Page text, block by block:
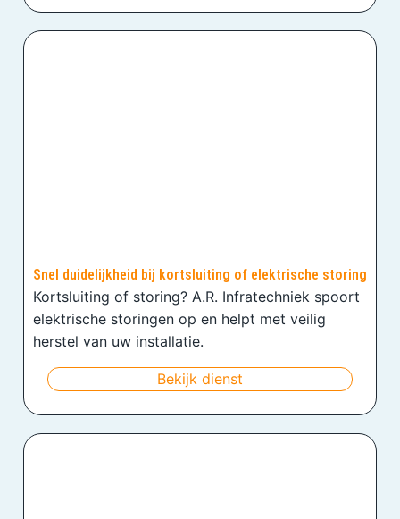
Snel duidelijkheid bij kortsluiting of elektrische storing
Kortsluiting of storing? A.R. Infratechniek spoort
elektrische storingen op en helpt met veilig
herstel van uw installatie.
Bekijk dienst